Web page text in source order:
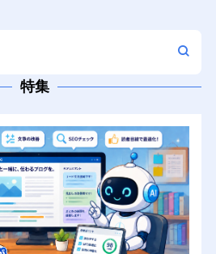
特集